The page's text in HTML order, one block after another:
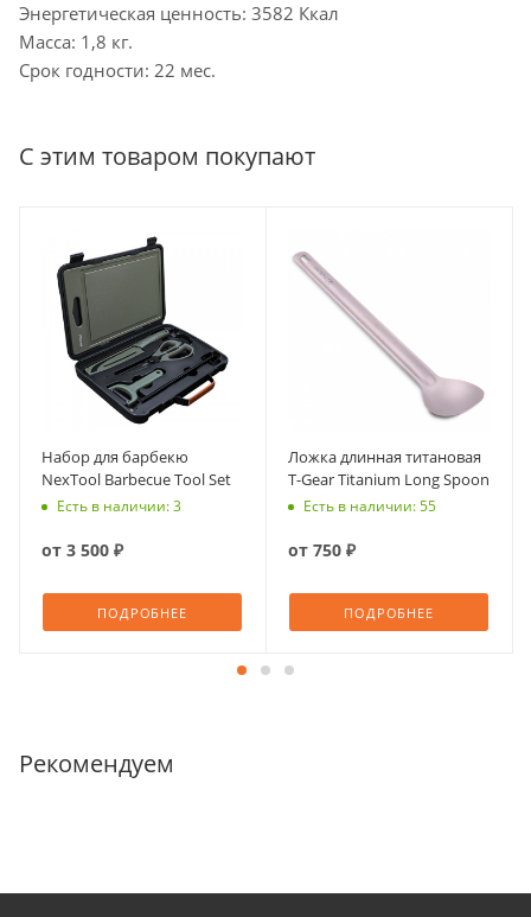
Энергетическая ценность: 3582 Ккал
Масса: 1,8 кг.
Срок годности: 22 мес.
С этим товаром покупают
Набор для барбекю
NexTool Barbecue Tool Set
Есть в наличии: 3
от 3 500 ₽
ПОДРОБНЕЕ
Ложка длинная титановая
T-Gear Titanium Long Spoon
Есть в наличии: 55
от 750 ₽
ПОДРОБНЕЕ
Рекомендуем